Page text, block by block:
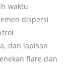
waktu
dispersi
dan lapisan
flare dan